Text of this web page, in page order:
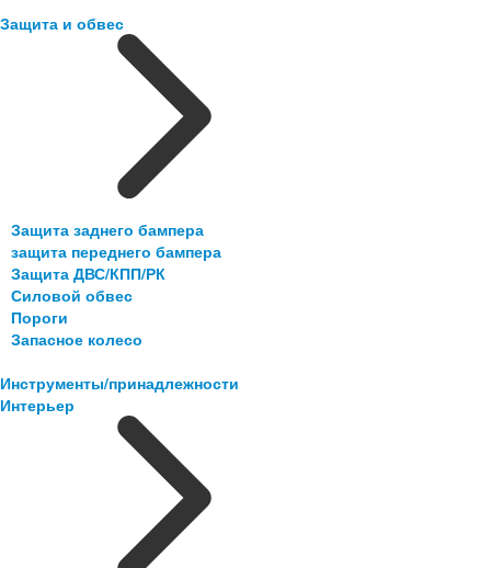
Защита и обвес
Защита заднего бампера
защита переднего бампера
Защита ДВС/КПП/РК
Силовой обвес
Пороги
Запасное колесо
Инструменты/принадлежности
Интерьер